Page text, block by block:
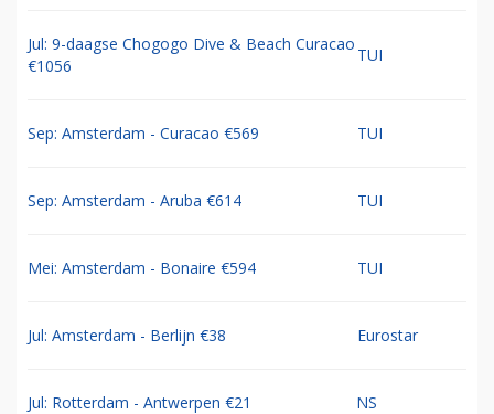
Jul: 9-daagse Chogogo Dive & Beach Curacao
€1056
TUI
Sep: Amsterdam - Curacao €569 TUI
Sep: Amsterdam - Aruba €614 TUI
Mei: Amsterdam - Bonaire €594 TUI
Jul: Amsterdam - Berlijn €38 Eurostar
Jul: Rotterdam - Antwerpen €21 NS